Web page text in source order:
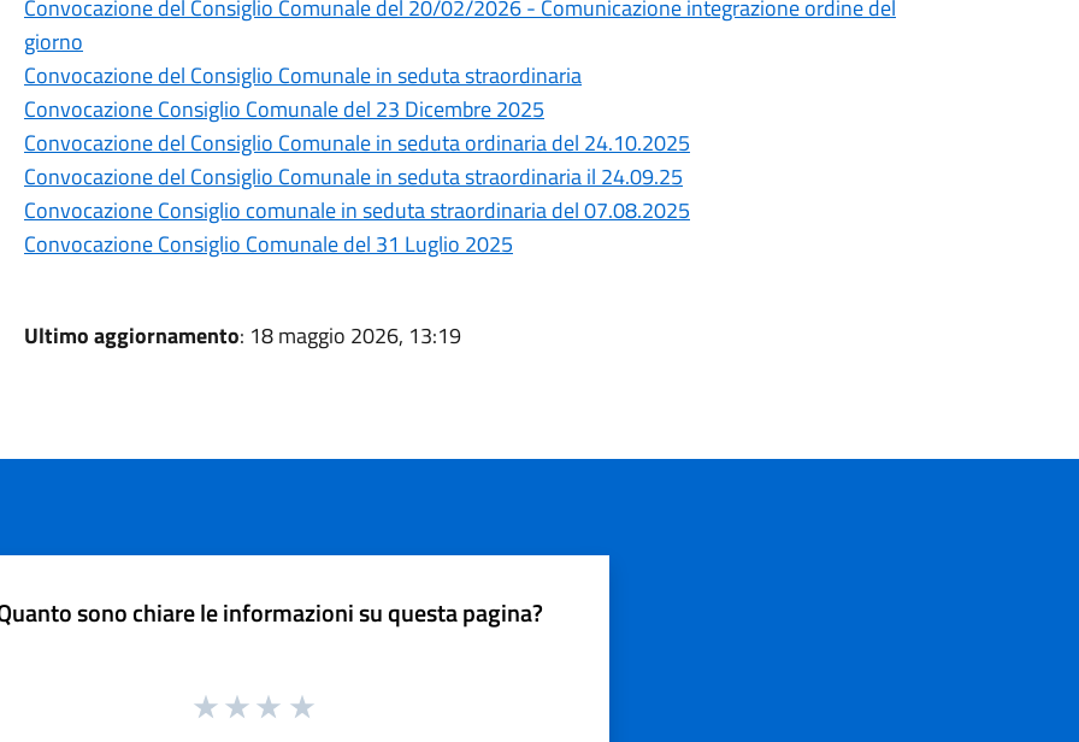
Convocazione del Consiglio Comunale del 20/02/2026 - Comunicazione integrazione ordine del
giorno
Convocazione del Consiglio Comunale in seduta straordinaria
Convocazione Consiglio Comunale del 23 Dicembre 2025
Convocazione del Consiglio Comunale in seduta ordinaria del 24.10.2025
Convocazione del Consiglio Comunale in seduta straordinaria il 24.09.25
Convocazione Consiglio comunale in seduta straordinaria del 07.08.2025
Convocazione Consiglio Comunale del 31 Luglio 2025
Ultimo aggiornamento: 18 maggio 2026, 13:19
sono chiare le informazioni su questa pagina?